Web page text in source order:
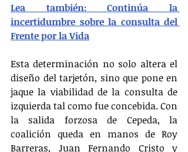
Lea también: Continúa la
incertidumbre sobre la consulta del
Frente por la Vida
Esta determinación no solo altera el
diseño del tarjetón, sino que pone en
jaque la viabilidad de la consulta de
izquierda tal como fue concebida. Con
la salida forzosa de Cepeda, la
coalición queda en manos de Roy
Barreras, Juan Fernando Cristo y